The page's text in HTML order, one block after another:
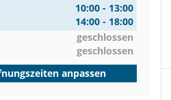
10:00 - 13:00
14:00 - 18:00
geschlossen
geschlossen
anpassen